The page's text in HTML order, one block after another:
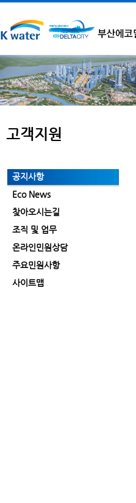
고객지원
공지사항
Eco News
찾아오시는길
조직 및 업무
온라인민원상담
주요민원사항
사이트맵